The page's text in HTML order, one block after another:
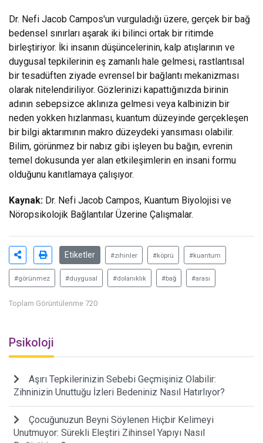
Dr. Nefi Jacob Campos'un vurguladığı üzere, gerçek bir bağ
bedensel sınırları aşarak iki bilinci ortak bir ritimde
birleştiriyor. İki insanın düşüncelerinin, kalp atışlarının ve
duygusal tepkilerinin eş zamanlı hale gelmesi, rastlantısal
bir tesadüften ziyade evrensel bir bağlantı mekanizması
olarak nitelendiriliyor. Gözlerinizi kapattığınızda birinin
adının sebepsizce aklınıza gelmesi veya kalbinizin bir
neden yokken hızlanması, kuantum düzeyinde gerçekleşen
bir bilgi aktarımının makro düzeydeki yansıması olabilir.
Bilim, görünmez bir nabız gibi işleyen bu bağın, evrenin
temel dokusunda yer alan etkileşimlerin en insani formu
olduğunu kanıtlamaya çalışıyor.
Kaynak: Dr. Nefi Jacob Campos, Kuantum Biyolojisi ve
Nöropsikolojik Bağlantılar Üzerine Çalışmalar.
Etiketler #zihinler #köprü #kuantum
#görünmez #duygusal #dolanıklık #bağ #arası
Toplam Görüntülenme 720
Psikoloji
Aşırı Tepkilerinizin Sebebi Geçmişiniz Olabilir:
Zihninizin Unuttuğu İzleri Bedeniniz Nasıl Hatırlıyor?
Çocuğunuzun Beyni Söylenen Hiçbir Kelimeyi
Unutmuyor: Sürekli Eleştiri Zihinsel Yapıyı Nasıl